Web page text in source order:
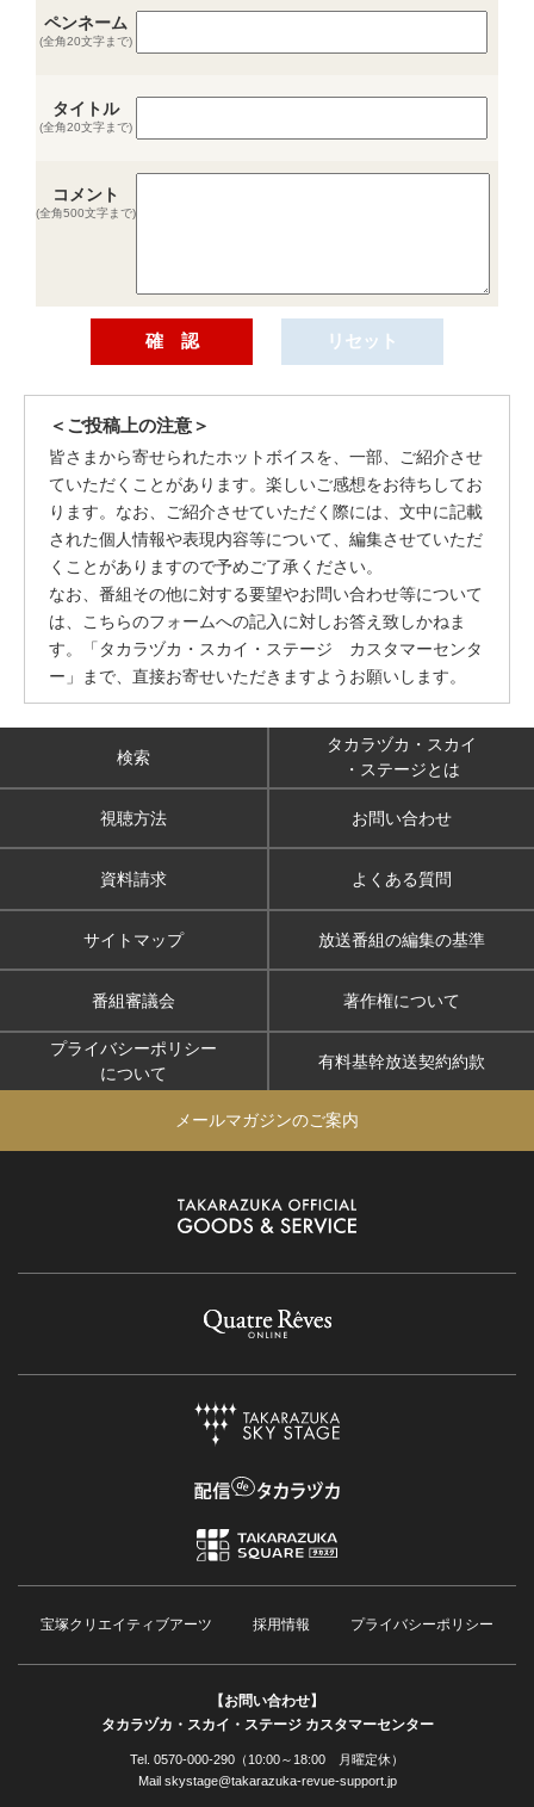
ペンネーム
(全角20文字まで)
タイトル
(全角20文字まで)
コメント
(全角500文字まで)
＜ご投稿上の注意＞
皆さまから寄せられたホットボイスを、一部、ご紹介させ
ていただくことがあります。楽しいご感想をお待ちしてお
ります。なお、ご紹介させていただく際には、文中に記載
された個人情報や表現内容等について、編集させていただ
くことがありますので予めご了承ください。
なお、番組その他に対する要望やお問い合わせ等について
は、こちらのフォームへの記入に対しお答え致しかねま
す。「タカラヅカ・スカイ・ステージ カスタマーセンタ
ー」まで、直接お寄せいただきますようお願いします。
検索
タカラヅカ・スカイ
・ステージとは
視聴方法 お問い合わせ
資料請求 よくある質問
サイトマップ 放送番組の編集の基準
番組審議会 著作権について
プライバシーポリシー
について
有料基幹放送契約約款
メールマガジンのご案内
宝塚クリエイティブアーツ 採用情報 プライバシーポリシー
【お問い合わせ】
タカラヅカ・スカイ・ステージ カスタマーセンター
Tel. 0570-000-290（10:00～18:00 月曜定休）
Mail skystage@takarazuka-revue-support.jp